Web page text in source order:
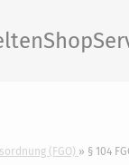
Shop
(FGO) § 104